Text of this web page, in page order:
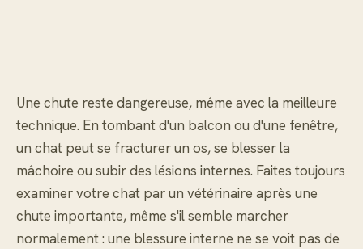
Une chute reste dangereuse, même avec la meilleure
technique. En tombant d'un balcon ou d'une fenêtre,
un chat peut se fracturer un os, se blesser la
mâchoire ou subir des lésions internes. Faites toujours
examiner votre chat par un vétérinaire après une
chute importante, même s'il semble marcher
normalement : une blessure interne ne se voit pas de